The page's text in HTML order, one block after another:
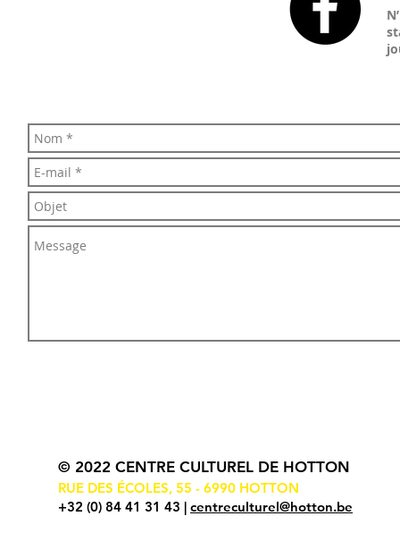
© 2022 CENTRE CULTUREL DE HOTTON
RUE DES ÉCOLES, 55 - 6990 HOTTON
+32 (0) 84 41 31 43 | centreculturel@hotton.be